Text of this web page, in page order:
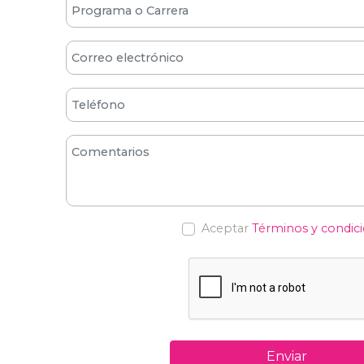
Aceptar Términos y
Enviar